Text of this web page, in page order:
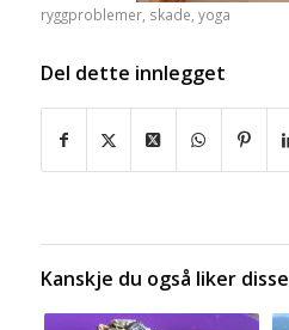
ryggproblemer, skade yoga
Del dette innlegget
Kanskje du også liker disse